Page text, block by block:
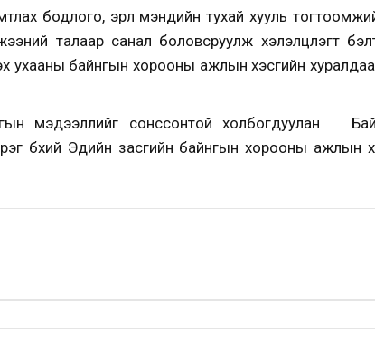
бодлого, эрүүл мэндийн тухай хууль
талаар санал боловсруулж хэлэлцүүлэгт
ухааны байнгын хорооны ажлын хэсгийн
мэдээллийг сонссонтой холбогдуулан
бүхий Эдийн засгийн байнгын хорооны ажлын